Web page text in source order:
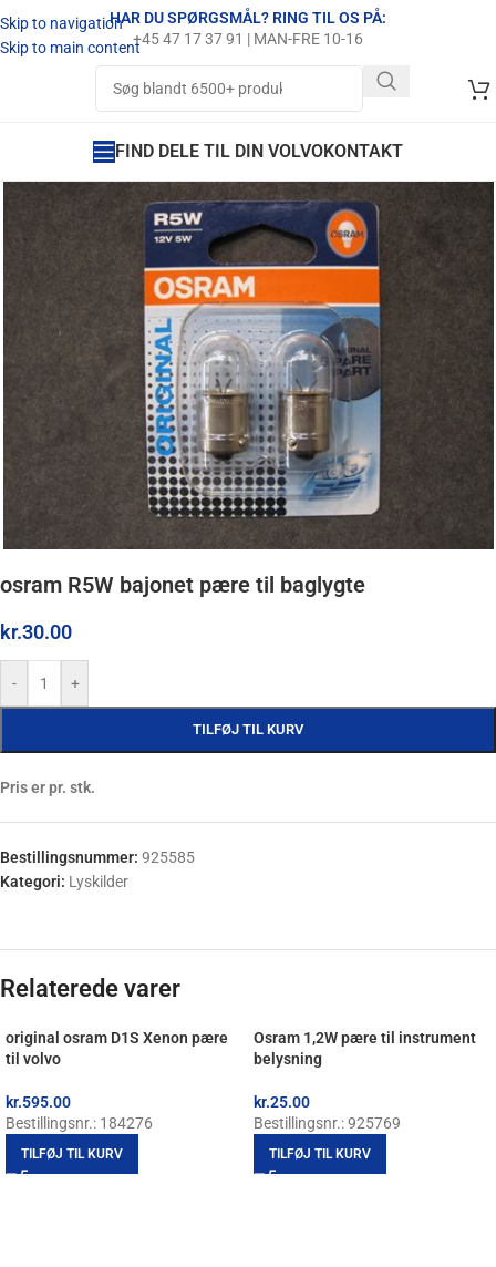
Skip to navigation
Skip to main content
HAR DU SPØRGSMÅL? RING TIL OS PÅ:
+45 47 17 37 91 | MAN-FRE 10-16
FIND DELE TIL DIN VOLVOKONTAKT
osram R5W bajonet pære til baglygte
kr.30.00
- +
TILFØJ TIL KURV
Pris er pr. stk.
Bestillingsnummer: 925585
Kategori: Lyskilder
Relaterede varer
original osram D1S Xenon pære
til volvo
kr.595.00
Bestillingsnr.: 184276
TILFØJ TIL KURV
Osram 1,2W pære til instrument
belysning
kr.25.00
Bestillingsnr.: 925769
TILFØJ TIL KURV